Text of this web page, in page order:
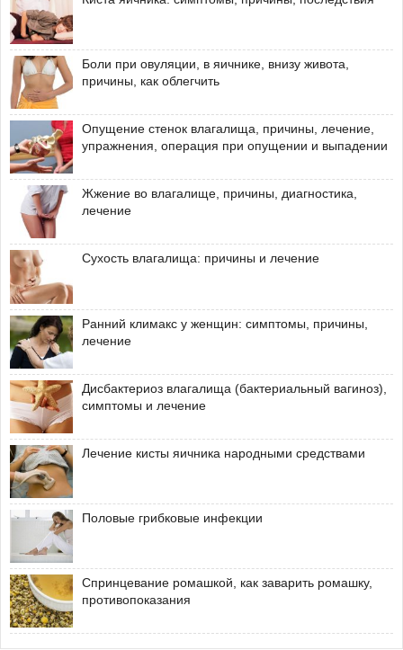
Боли при овуляции, в яичнике, внизу живота,
причины, как облегчить
Опущение стенок влагалища, причины, лечение,
упражнения, операция при опущении и выпадении
Жжение во влагалище, причины, диагностика,
лечение
Сухость влагалища: причины и лечение
Ранний климакс у женщин: симптомы, причины,
лечение
Дисбактериоз влагалища (бактериальный вагиноз),
симптомы и лечение
Лечение кисты яичника народными средствами
Половые грибковые инфекции
Спринцевание ромашкой, как заварить ромашку,
противопоказания